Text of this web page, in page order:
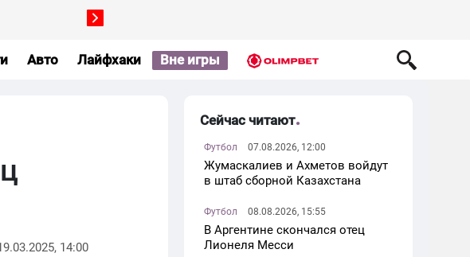
Авто Лайфхаки Вне игры
14:00
Сейчас читают
Футбол 07.08.2026, 12:00
Жумаскалиев и Ахметов войдут
в штаб сборной Казахстана
Футбол 08.08.2026, 15:55
В Аргентине скончался отец
Лионеля Месси